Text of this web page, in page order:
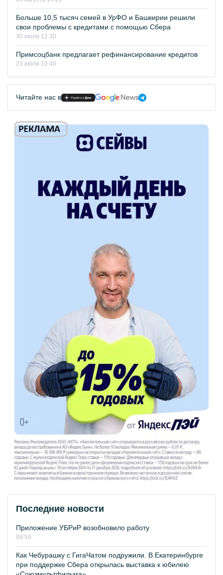
Больше 10,5 тысяч семей в УрФО и Башкирии решили
свои проблемы с кредитами с помощью Сбера
30 июля 12:30
Примсоцбанк предлагает рефинансирование кредитов
23 июля 10:48
Читайте нас в
Последние новости
Приложение УБРиР возобновило работу
09:50
Как Чебурашку с ГигаЧатом подружили. В Екатеринбурге
при поддержке Сбера открылась выставка к юбилею